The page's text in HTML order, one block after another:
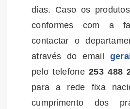
dias. Caso os
conformes com a
contactar o
através do email
pelo telefone253 488
para a rede fixa
cumprimento dos